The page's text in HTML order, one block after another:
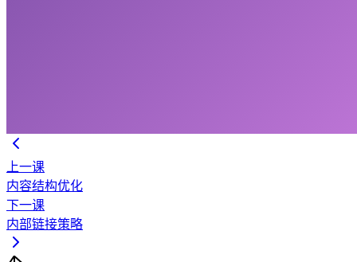
上一课
内容结构优化
下一课
内部链接策略